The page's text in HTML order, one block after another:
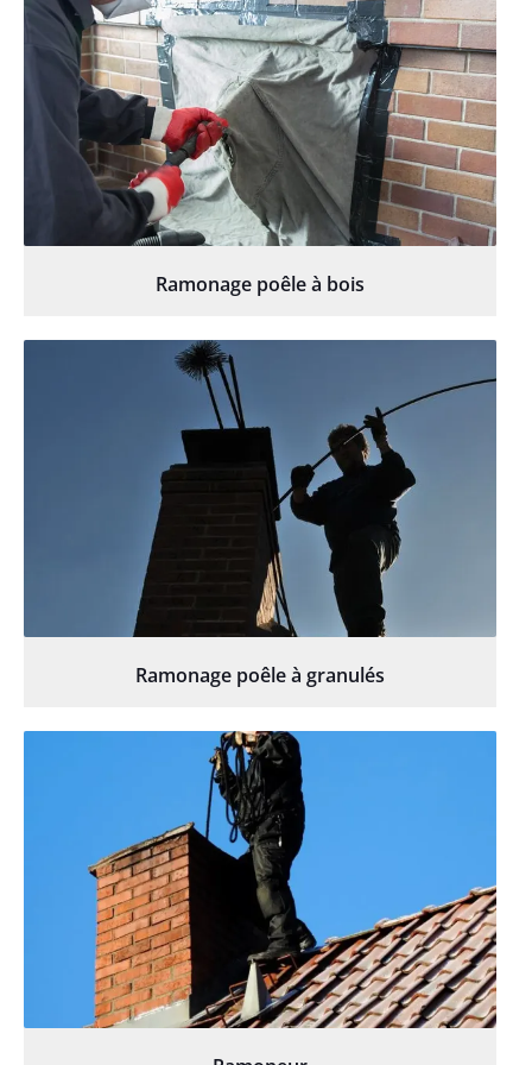
Ramonage poêle à bois
Ramonage poêle à granulés